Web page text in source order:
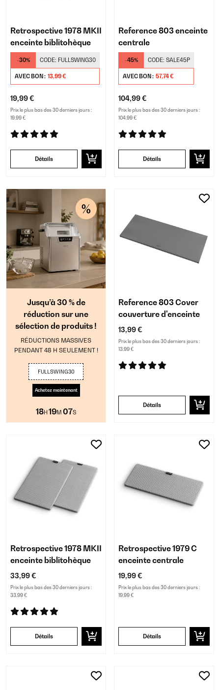
Retrospective 1978 MKII
enceinte biblitohèque
-30% CODE: FULLSWING30
AVEC BON : 13,99 €
19,99 €
Prix le plus bas des 30 derniers jours :
19,99 €
Détails
Reference 803 enceinte
centrale
-45% CODE: SALE45P
AVEC BON : 57,74 €
104,99 €
Prix le plus bas des 30 derniers jours :
104,99 €
Détails
Jusqu’à 30 % de
réduction sur une
sélection de produits !
RÉDUCTIONS MASSIVES
PENDANT 48 H SEULEMENT !
FULLSWING30
Achetez maintenant
18H 19M 06S
Reference 803 Cover
couverture d'enceinte
13,99 €
Prix le plus bas des 30 derniers jours :
13,99 €
Détails
Retrospective 1978 MKII
enceinte biblitohèque
33,99 €
Prix le plus bas des 30 derniers jours :
33,99 €
Détails
Retrospective 1979 C
enceinte centrale
19,99 €
Prix le plus bas des 30 derniers jours :
19,99 €
Détails